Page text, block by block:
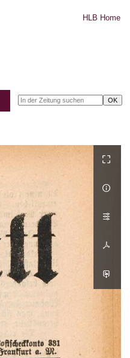
HLB Home